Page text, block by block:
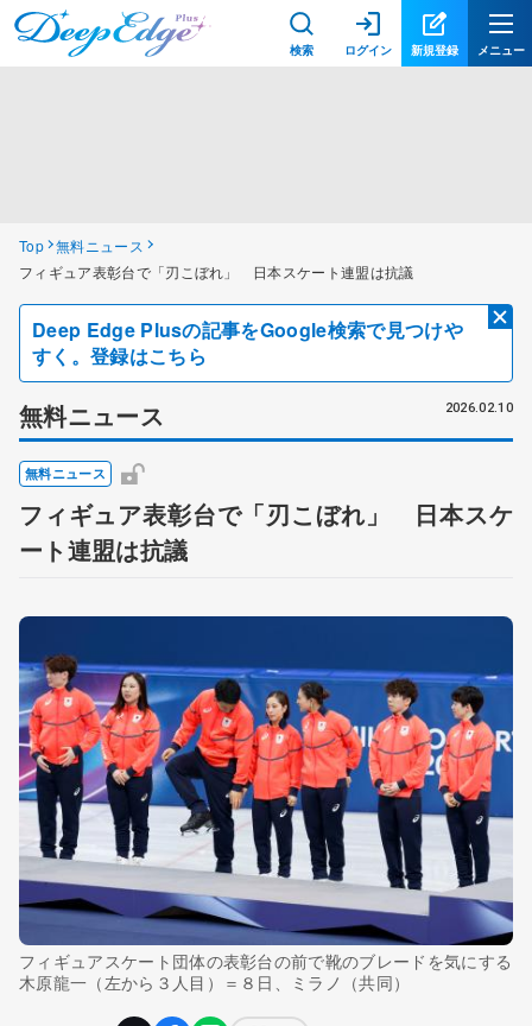
検索 ログイン 新規登録 メニュー
Top 無料ニュース
フィギュア表彰台で「刃こぼれ」 日本スケート連盟は抗議
Deep Edge Plusの記事をGoogle検索で見つけや
すく。登録はこちら
無料ニュース 2026.02.10
無料ニュース
フィギュア表彰台で「刃こぼれ」 日本スケ
ート連盟は抗議
フィギュアスケート団体の表彰台の前で靴のブレードを気にする
木原龍一（左から３人目）＝８日、ミラノ（共同）